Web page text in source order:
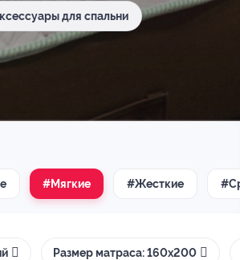
для спальни
#Мягкие #Жесткие
Размер матраса: 160х200